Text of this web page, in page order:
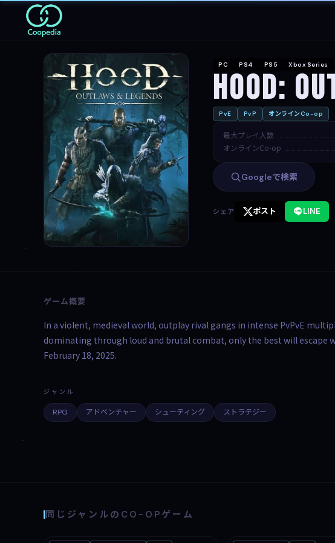
PC PS4 PS5 Xbox Series
Hood:
PvE PvP オンラインCo-op
最大プレイ人数
オンラインCo-op
Googleで検索
シェア ポスト LINE
ゲーム概要
In a violent, medieval world, outplay rival gangs in intense PvPvE
dominating through loud and brutal combat, only the best will escape
February 18, 2025.
ジャンル
RPG アドベンチャー シューティング ストラテジー
同じジャンルのCO-OPゲーム